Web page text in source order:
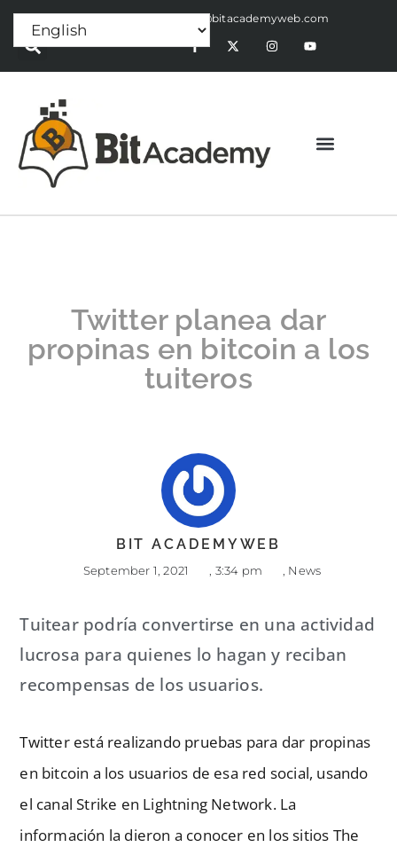
Press Release:alex@bitacademyweb.com
Twitter planea dar
propinas en bitcoin a los
tuiteros
BIT ACADEMYWEB
September 1, 2021 3:34 pm News
Tuitear podría convertirse en una actividad
lucrosa para quienes lo hagan y reciban
recompensas de los usuarios.
Twitter está realizando pruebas para dar propinas
en bitcoin a los usuarios de esa red social, usando
el canal Strike en Lightning Network. La
información la dieron a conocer en los sitios The